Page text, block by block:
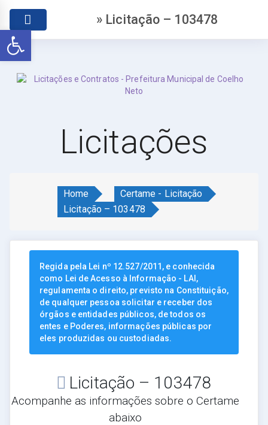
Abrir a barra de ferramentas
» Licitação – 103478
Licitações
Home
Certame - Licitação
Licitação – 103478
Regida pela Lei nº 12.527/2011, e conhecida
como Lei de Acesso à Informação - LAI,
regulamenta o direito, previsto na Constituição,
de qualquer pessoa solicitar e receber dos
órgãos e entidades públicos, de todos os
entes e Poderes, informações públicas por
eles produzidas ou custodiadas.
Licitação – 103478
Acompanhe as informações sobre o Certame
abaixo